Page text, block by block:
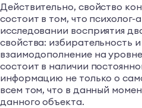
Действительно, свойство
состоит в том, что
исследовании восприятия
свойства: избирательность
взаимодополнение на
состоит в наличии
информацию не только о
всем том, что в данный
данного объекта.